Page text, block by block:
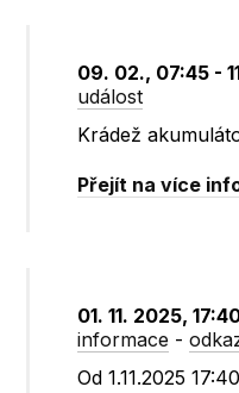
09. 02., 07:45 -
událost
Krádež
Přejít na více
01. 11. 2025,
informace -
Od 1.11.2025